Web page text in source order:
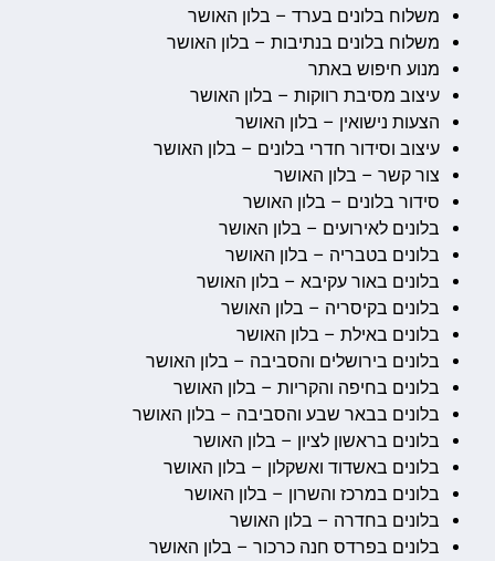
משלוח בלונים בערד – בלון האושר
משלוח בלונים בנתיבות – בלון האושר
מנוע חיפוש באתר
עיצוב מסיבת רווקות – בלון האושר
הצעות נישואין – בלון האושר
עיצוב וסידור חדרי בלונים – בלון האושר
צור קשר – בלון האושר
סידור בלונים – בלון האושר
בלונים לאירועים – בלון האושר
בלונים בטבריה – בלון האושר
בלונים באור עקיבא – בלון האושר
בלונים בקיסריה – בלון האושר
בלונים באילת – בלון האושר
בלונים בירושלים והסביבה – בלון האושר
בלונים בחיפה והקריות – בלון האושר
בלונים בבאר שבע והסביבה – בלון האושר
בלונים בראשון לציון – בלון האושר
בלונים באשדוד ואשקלון – בלון האושר
בלונים במרכז והשרון – בלון האושר
בלונים בחדרה – בלון האושר
בלונים בפרדס חנה כרכור – בלון האושר